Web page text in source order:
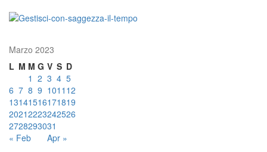
Marzo 2023
L M M G V S D
« Feb Apr »
1 2 3 4 5
6 7 8 9 1011 12
13141516171819
20212223242526
2728293031